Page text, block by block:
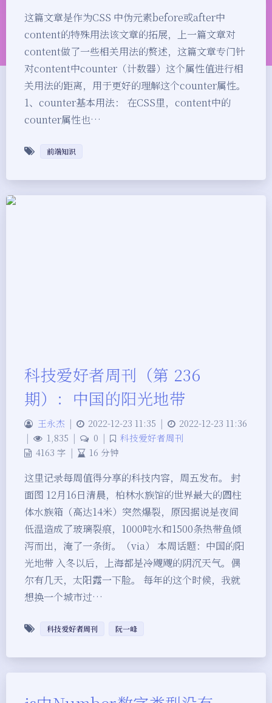
这篇文章是作为CSS 中伪元素before或after中
content的特殊用法该文章的拓展，上一篇文章对
content做了一些相关用法的赘述，这篇文章专门针
对content中counter（计数器）这个属性值进行相
关用法的距离，用于更好的理解这个counter属性。
1、counter基本用法： 在CSS里，content中的
counter属性也…
前端知识
科技爱好者周刊（第 236
期）：中国的阳光地带
王永杰 | 2022-12-23 11:35 |
2022-12-23 11:36
|
1,835 | 0 |
科技爱好者周刊
4163 字 | 16 分钟
这里记录每周值得分享的科技内容，周五发布。 封
面图 12月16日清晨，柏林水族馆的世界最大的圆柱
体水族箱（高达14米）突然爆裂，原因据说是夜间
低温造成了玻璃裂痕，1000吨水和1500条热带鱼倾
泻而出，淹了一条街。（via） 本周话题：中国的阳
光地带 入冬以后，上海都是冷飕飕的阴沉天气。偶
尔有几天，太阳露一下脸。 每年的这个时候，我就
想换一个城市过…
科技爱好者周刊 阮一峰